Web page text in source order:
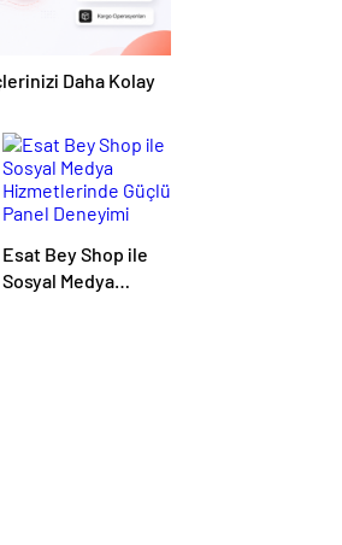
Daha Kolay
Esat Bey Shop ile
Sosyal Medya